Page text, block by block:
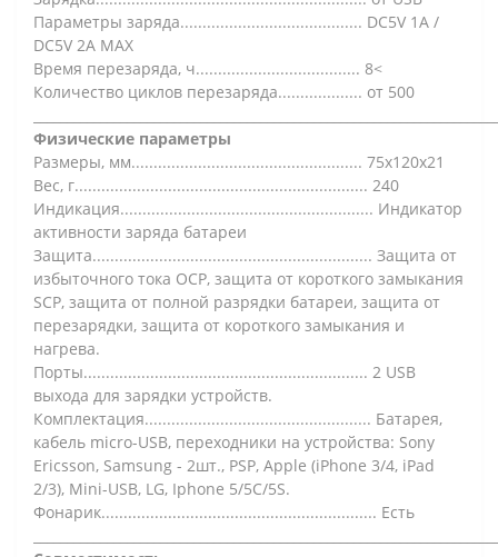
Параметры заряда......................................... DC5V 1A /
DC5V 2A MAX
Время перезаряда, ч..................................... 8<
Количество циклов перезаряда................... от 500
Физические параметры
Размеры, мм.................................................... 75x120x21
Вес, г.................................................................. 240
Индикация......................................................... Индикатор
активности заряда батареи
Защита............................................................... Защита от
избыточного тока OCP, защита от короткого замыкания
SCP, защита от полной разрядки батареи, защита от
перезарядки, защита от короткого замыкания и
нагрева.
Порты................................................................ 2 USB
выхода для зарядки устройств.
Комплектация................................................... Батарея,
кабель micro-USB, переходники на устройства: Sony
Ericsson, Samsung - 2шт., PSP, Apple (iPhone 3/4, iPad
2/3), Mini-USB, LG, Iphone 5/5C/5S.
Фонарик.............................................................. Есть